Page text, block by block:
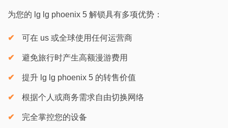
为您的 lg lg phoenix 5 解锁具有多项优势：
可在 us 或全球使用任何运营商
避免旅行时产生高额漫游费用
提升 lg lg phoenix 5 的转售价值
根据个人或商务需求自由切换网络
完全掌控您的设备